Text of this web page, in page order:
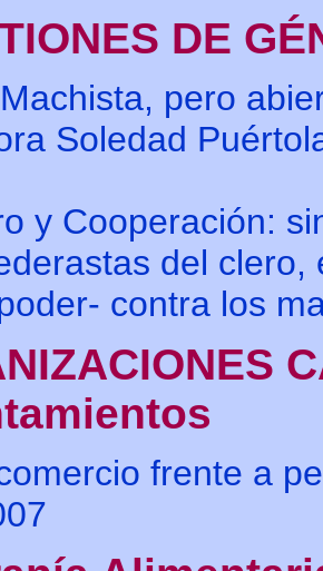
DE
pero
Soledad
y Cooperación:
del
contra los
frente a